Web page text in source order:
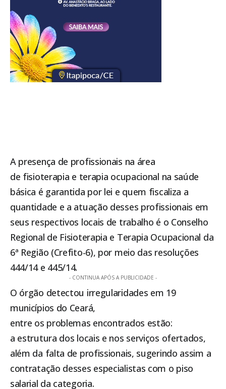
A presença de profissionais na área
de fisioterapia e terapia ocupacional na saúde
básica é garantida por lei e quem fiscaliza a
quantidade e a atuação desses profissionais em
seus respectivos locais de trabalho é o Conselho
Regional de Fisioterapia e Terapia Ocupacional da
6ª Região (Crefito-6), por meio das resoluções
444/14 e 445/14.
- CONTINUA APÓS A PUBLICIDADE -
O órgão detectou irregularidades em 19
municípios do Ceará,
entre os problemas encontrados estão:
a estrutura dos locais e nos serviços ofertados,
além da falta de profissionais, sugerindo assim a
contratação desses especialistas com o piso
salarial da categoria.